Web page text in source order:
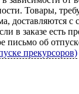
Товары,
доставляются с
в заказе есть
письмо об
прекурсоров)